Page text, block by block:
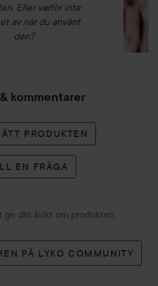
Eller varför inte
av när du använt
den?
kommentarer
PRODUKTEN
EN FRÅGA
ge din åsikt om produkten
PÅ LYKO COMMUNITY